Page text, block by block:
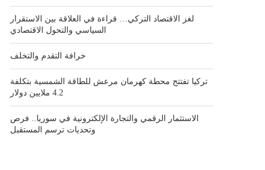
لغز الاقتصاد التركي… قراءة في العلاقة بين الاستقرار
السياسي والتحول الاقتصادي
خرافة التقدم والتخلف
تركيا تفتتح محطة كهرمان مرعش للطاقة الشمسية بتكلفة
4.2 ملايين دولار
الاستثمار الرقمي والتجارة الإلكترونية في سوريا.. فرص
وتحديات ترسم المستقبل